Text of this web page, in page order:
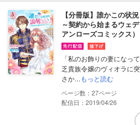
【分冊版】誰かこの状
～契約から始まるウェ
アンローズコミックス）
「私のお飾りの妻になっ
乏貴族令嬢のヴィオラに
さか...もっと読む
27
配信日：2019/04/26